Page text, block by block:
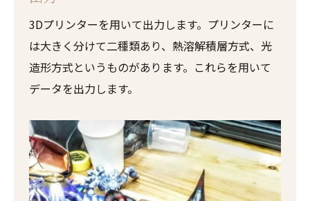
3Dプリンターを用いて出力します。プリンターに
は大きく分けて二種類あり、熱溶解積層方式、光
造形方式というものがあります。これらを用いて
データを出力します。